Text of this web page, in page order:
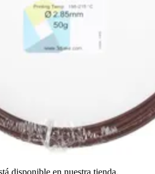
disponible en nuestra tienda.